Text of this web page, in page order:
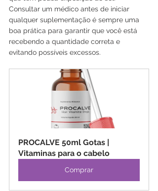
Consultar um médico antes de iniciar
qualquer suplementação é sempre uma
boa prática para garantir que você está
recebendo a quantidade correta e
evitando possíveis excessos.
PROCALVE 50ml Gotas |
Vitaminas para o cabelo
Comprar